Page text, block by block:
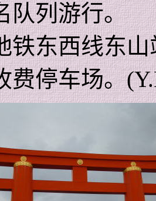
队列游行。
铁东西线东
费停车场。